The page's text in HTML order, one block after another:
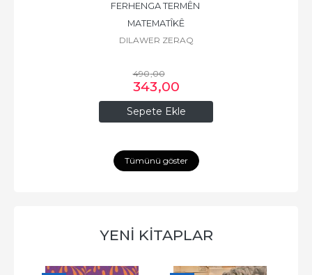
Sepete Ekle
FERHENGA TERMÊN
MATEMATÎKÊ
DILAWER ZERAQ
490,00
343,00
Tümünü göster
YENİ KİTAPLAR